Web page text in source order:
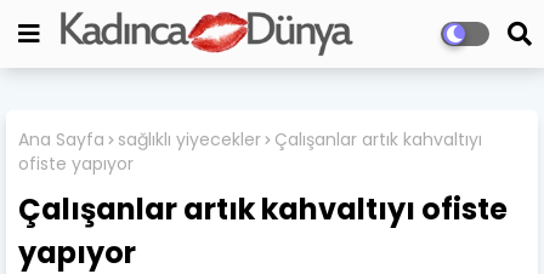
Ana Sayfa sağlıklı yiyecekler Çalışanlar artık kahvaltıyı
ofiste yapıyor
Çalışanlar artık kahvaltıyı ofiste
yapıyor